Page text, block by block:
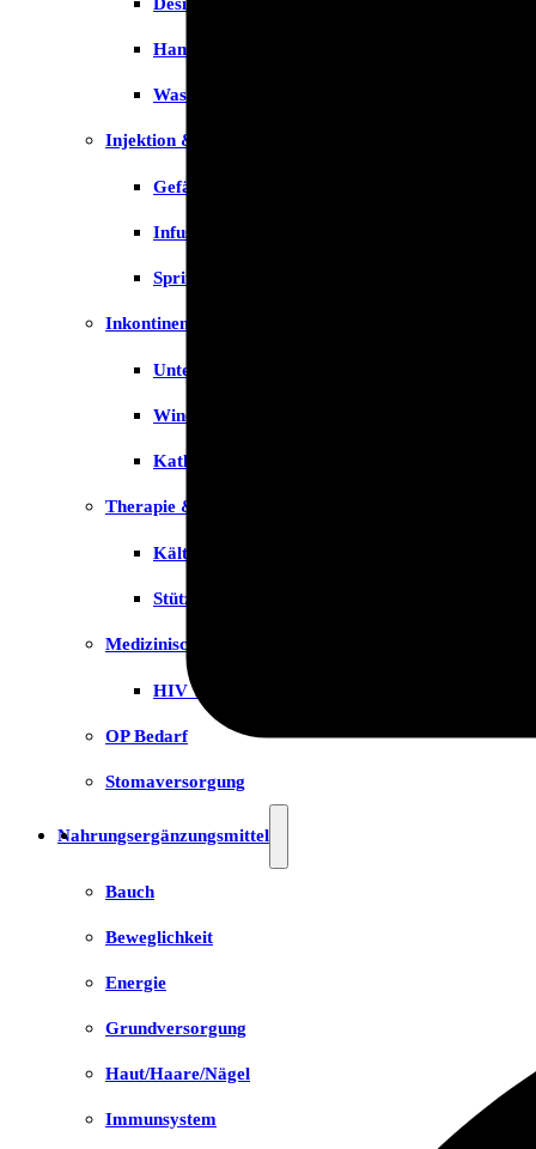
Handschuhe
Waschlotion
Injektion & Infusion
Gefäßkatheter
Infusionslösungen & Zubehör
Spritzen
Inkontinenz
Unterlagen
Windeln
Katheter
Therapie & Kompression
Kälte- & Wärmetherapie
Stützstrümpfe & Kompression
Medizinische Tests & Geräte
HIV Tests
OP Bedarf
Stomaversorgung
Nahrungsergänzungsmittel
Bauch
Beweglichkeit
Energie
Grundversorgung
Haut/Haare/Nägel
Immunsystem